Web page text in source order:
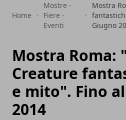
Home
Mostre -
Fiere -
Eventi
Mostra
Giugno
Mostra Roma:
Creature
e mito". Fino
2014